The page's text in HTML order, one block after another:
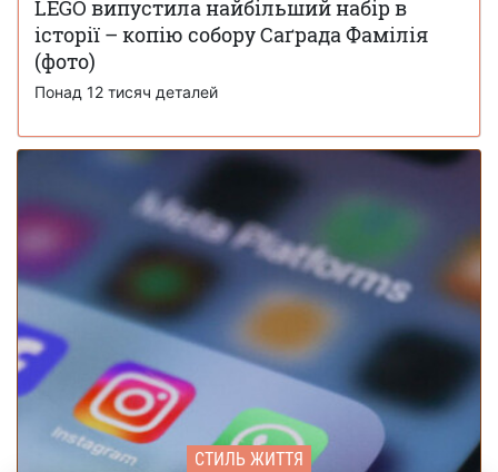
яким стикалася кожна людина в інтернеті
28 листопада 16:12
фото 2025 року – п'ять із них зроблено в Україні
LEGO випустила найбільший набір в
історії – копію собору Саґрада Фамілія
(фото)
Понад 12 тисяч деталей
СТИЛЬ ЖИТТЯ